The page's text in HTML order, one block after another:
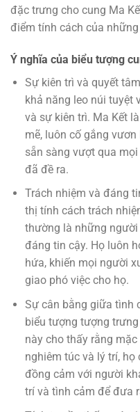
đặc trưng cho cung Ma
điểm tính cách của
Ý nghĩa của biểu tượng
Sự kiên trì và quyết
khả năng leo núi tuyệt
và sự kiên trì. Ma Kết
mẽ, luôn cố gắng
sẵn sàng vượt qua
đã đề ra.
Trách nhiệm và đáng
thị tính cách trách
thường là những
đáng tin cậy. Họ luôn
hứa, khiến mọi người
giao phó việc cho họ.
Sự cân bằng giữa tình
biểu tượng tượng
này cho thấy rằng
nghiêm túc và lý trí,
đồng cảm với người
trí và tình cảm để đưa